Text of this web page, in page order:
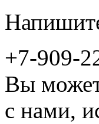
+7-909-
Вы
с нами,